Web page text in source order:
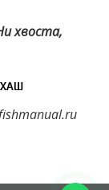
хвоста,